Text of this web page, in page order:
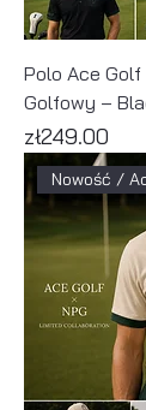
Polo Ace
Golfowy –
Price
zł249.00
Nowość /